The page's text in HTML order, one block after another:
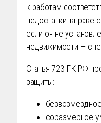
к работам
недостатки, вправе
если он не
недвижимости —
Статья 723 ГК РФ
защиты:
соразмерное